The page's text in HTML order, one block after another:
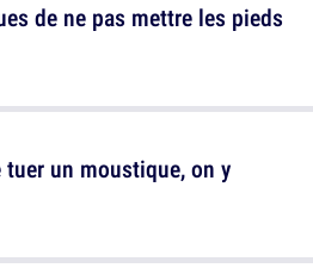
de ne pas mettre les pieds
un moustique, on y